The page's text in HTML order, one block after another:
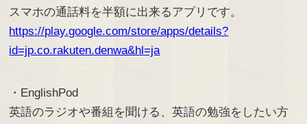
スマホの通話料を半額に出来るアプリです。
https://play.google.com/store/apps/details?
id=jp.co.rakuten.denwa&hl=ja
・EnglishPod
英語のラジオや番組を聞ける、英語の勉強をしたい方